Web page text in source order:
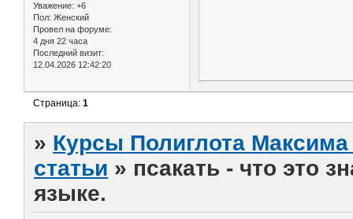
Уважение: +6
Пол: Женский
Провел на форуме:
4 дня 22 часа
Последний визит:
12.04.2026 12:42:20
Страница:1
» Курсы Полиглота
статьи » псакать - что это
языке.